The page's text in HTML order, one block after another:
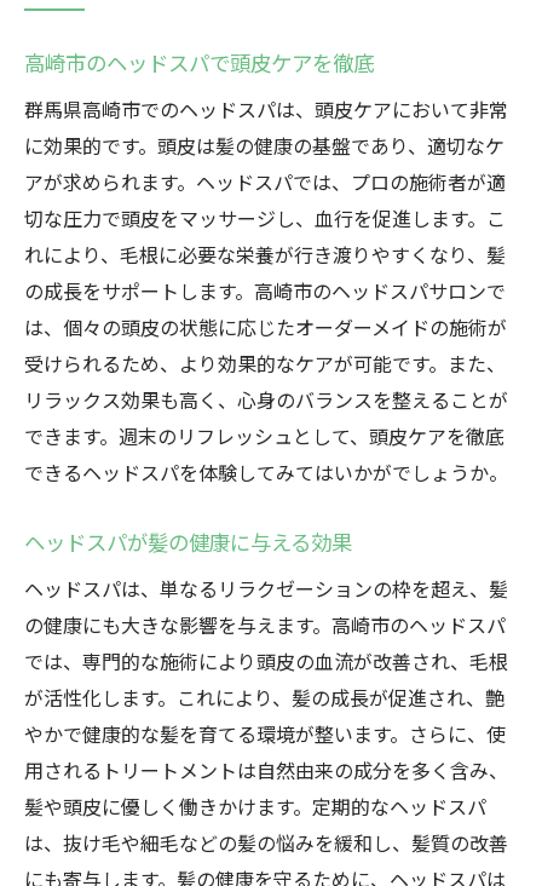
高崎市のヘッドスパで頭皮ケアを徹底
群馬県高崎市でのヘッドスパは、頭皮ケアにおいて非常
に効果的です。頭皮は髪の健康の基盤であり、適切なケ
アが求められます。ヘッドスパでは、プロの施術者が適
切な圧力で頭皮をマッサージし、血行を促進します。こ
れにより、毛根に必要な栄養が行き渡りやすくなり、髪
の成長をサポートします。高崎市のヘッドスパサロンで
は、個々の頭皮の状態に応じたオーダーメイドの施術が
受けられるため、より効果的なケアが可能です。また、
リラックス効果も高く、心身のバランスを整えることが
できます。週末のリフレッシュとして、頭皮ケアを徹底
できるヘッドスパを体験してみてはいかがでしょうか。
ヘッドスパが髪の健康に与える効果
ヘッドスパは、単なるリラクゼーションの枠を超え、髪
の健康にも大きな影響を与えます。高崎市のヘッドスパ
では、専門的な施術により頭皮の血流が改善され、毛根
が活性化します。これにより、髪の成長が促進され、艶
やかで健康的な髪を育てる環境が整います。さらに、使
用されるトリートメントは自然由来の成分を多く含み、
髪や頭皮に優しく働きかけます。定期的なヘッドスパ
は、抜け毛や細毛などの髪の悩みを緩和し、髪質の改善
にも寄与します。髪の健康を守るために、ヘッドスパは